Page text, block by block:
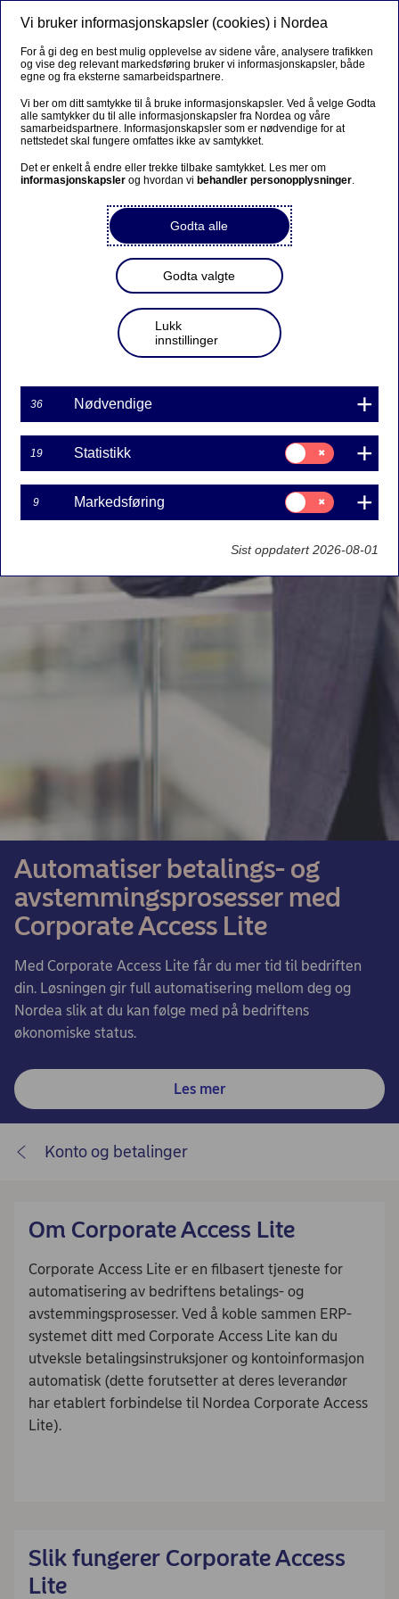
Automatiser betalings- og
avstemmingsprosesser med
Corporate Access Lite
Med Corporate Access Lite får du mer tid til bedriften
din. Løsningen gir full automatisering mellom deg og
Nordea slik at du kan følge med på bedriftens
økonomiske status.
Les mer
Konto og betalinger
Om Corporate Access Lite
Corporate Access Lite er en filbasert tjeneste for
automatisering av bedriftens betalings- og
avstemmingsprosesser. Ved å koble sammen ERP-
systemet ditt med Corporate Access Lite kan du
utveksle betalingsinstruksjoner og kontoinformasjon
automatisk (dette forutsetter at deres leverandør
har etablert forbindelse til Nordea Corporate Access
Lite).
Slik fungerer Corporate Access
Lite
Vi bruker informasjonskapsler (cookies) i Nordea
For å gi deg en best mulig opplevelse av sidene våre, analysere trafikken
og vise deg relevant markedsføring bruker vi informasjonskapsler, både
egne og fra eksterne samarbeidspartnere.
Vi ber om ditt samtykke til å bruke informasjonskapsler. Ved å velge Godta
alle samtykker du til alle informasjonskapsler fra Nordea og våre
samarbeidspartnere. Informasjonskapsler som er nødvendige for at
nettstedet skal fungere omfattes ikke av samtykket.
Det er enkelt å endre eller trekke tilbake samtykket. Les mer om
informasjonskapsler og hvordan vi behandler personopplysninger.
Godta alle
Godta valgte
Lukk
innstillinger
36 Nødvendige
19 Statistikk
Samtykke
til:
Statistikk
9 Markedsføring
Samtykke
til:
Markedsføring
Sist oppdatert 2026-08-01